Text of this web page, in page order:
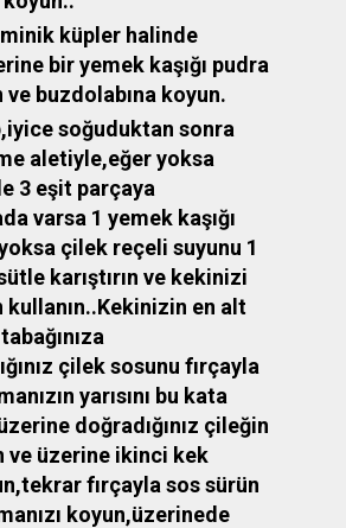
küpler halinde
bir yemek kaşığı pudra
buzdolabına koyun.
soğuduktan sonra
aletiyle,eğer yoksa
3 eşit parçaya
varsa 1 yemek kaşığı
çilek reçeli suyunu 1
karıştırın ve kekinizi
kullanın..Kekinizin en alt
çilek sosunu fırçayla
yarısını bu kata
doğradığınız çileğin
ve üzerine ikinci kek
fırçayla sos sürün
koyun,üzerinede